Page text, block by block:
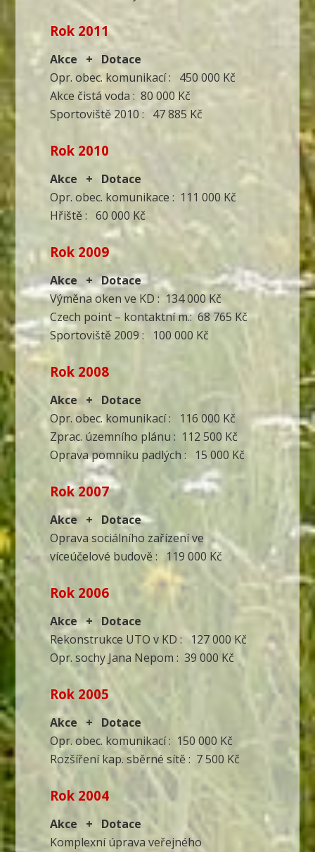
Rok 2011
Akce + Dotace
Opr. obec. komunikací : 450 000 Kč
Akce čistá voda : 80 000 Kč
Sportoviště 2010 : 47 885 Kč
Rok 2010
Akce + Dotace
Opr. obec. komunikace : 111 000 Kč
Hřiště : 60 000 Kč
Rok 2009
Akce + Dotace
Výměna oken ve KD : 134 000 Kč
Czech point – kontaktní m.: 68 765 Kč
Sportoviště 2009 : 100 000 Kč
Rok 2008
Akce + Dotace
Opr. obec. komunikací : 116 000 Kč
Zprac. územního plánu : 112 500 Kč
Oprava pomníku padlých : 15 000 Kč
Rok 2007
Akce + Dotace
Oprava sociálního zařízení ve
víceúčelové budově : 119 000 Kč
Rok 2006
Akce + Dotace
Rekonstrukce UTO v KD : 127 000 Kč
Opr. sochy Jana Nepom : 39 000 Kč
Rok 2005
Akce + Dotace
Opr. obec. komunikací : 150 000 Kč
Rozšíření kap. sběrné sítě : 7 500 Kč
Rok 2004
Akce + Dotace
Komplexní úprava veřejného